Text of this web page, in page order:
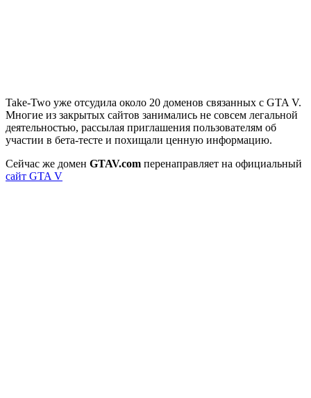
Take-Two уже отсудила около 20 доменов связанных с GTA V.
Многие из закрытых сайтов занимались не совсем легальной
деятельностью, рассылая приглашения пользователям об
участии в бета-тесте и похищали ценную информацию.
Сейчас же домен GTAV.com перенаправляет на официальный
сайт GTA V